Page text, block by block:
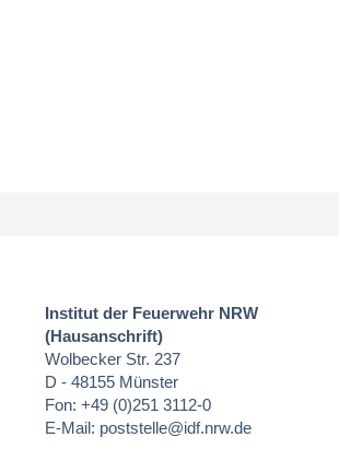
Institut der Feuerwehr NRW
(Hausanschrift)
Wolbecker Str. 237
D - 48155 Münster
Fon: +49 (0)251 3112-0
E-Mail: poststelle@idf.nrw.de